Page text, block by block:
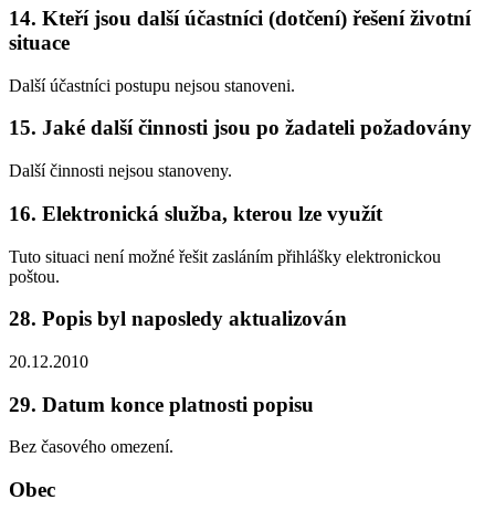
14. Kteří jsou další účastníci (dotčení) řešení životní
situace
Další účastníci postupu nejsou stanoveni.
15. Jaké další činnosti jsou po žadateli požadovány
Další činnosti nejsou stanoveny.
16. Elektronická služba, kterou lze využít
Tuto situaci není možné řešit zasláním přihlášky elektronickou
poštou.
28. Popis byl naposledy aktualizován
20.12.2010
29. Datum konce platnosti popisu
Bez časového omezení.
Obec